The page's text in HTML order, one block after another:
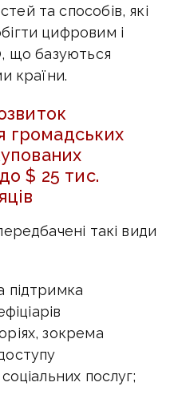
та способів, які
цифровим і
що базуються
країни.
громадських
$ 25 тис.
такі види
підтримка
зокрема
послуг;